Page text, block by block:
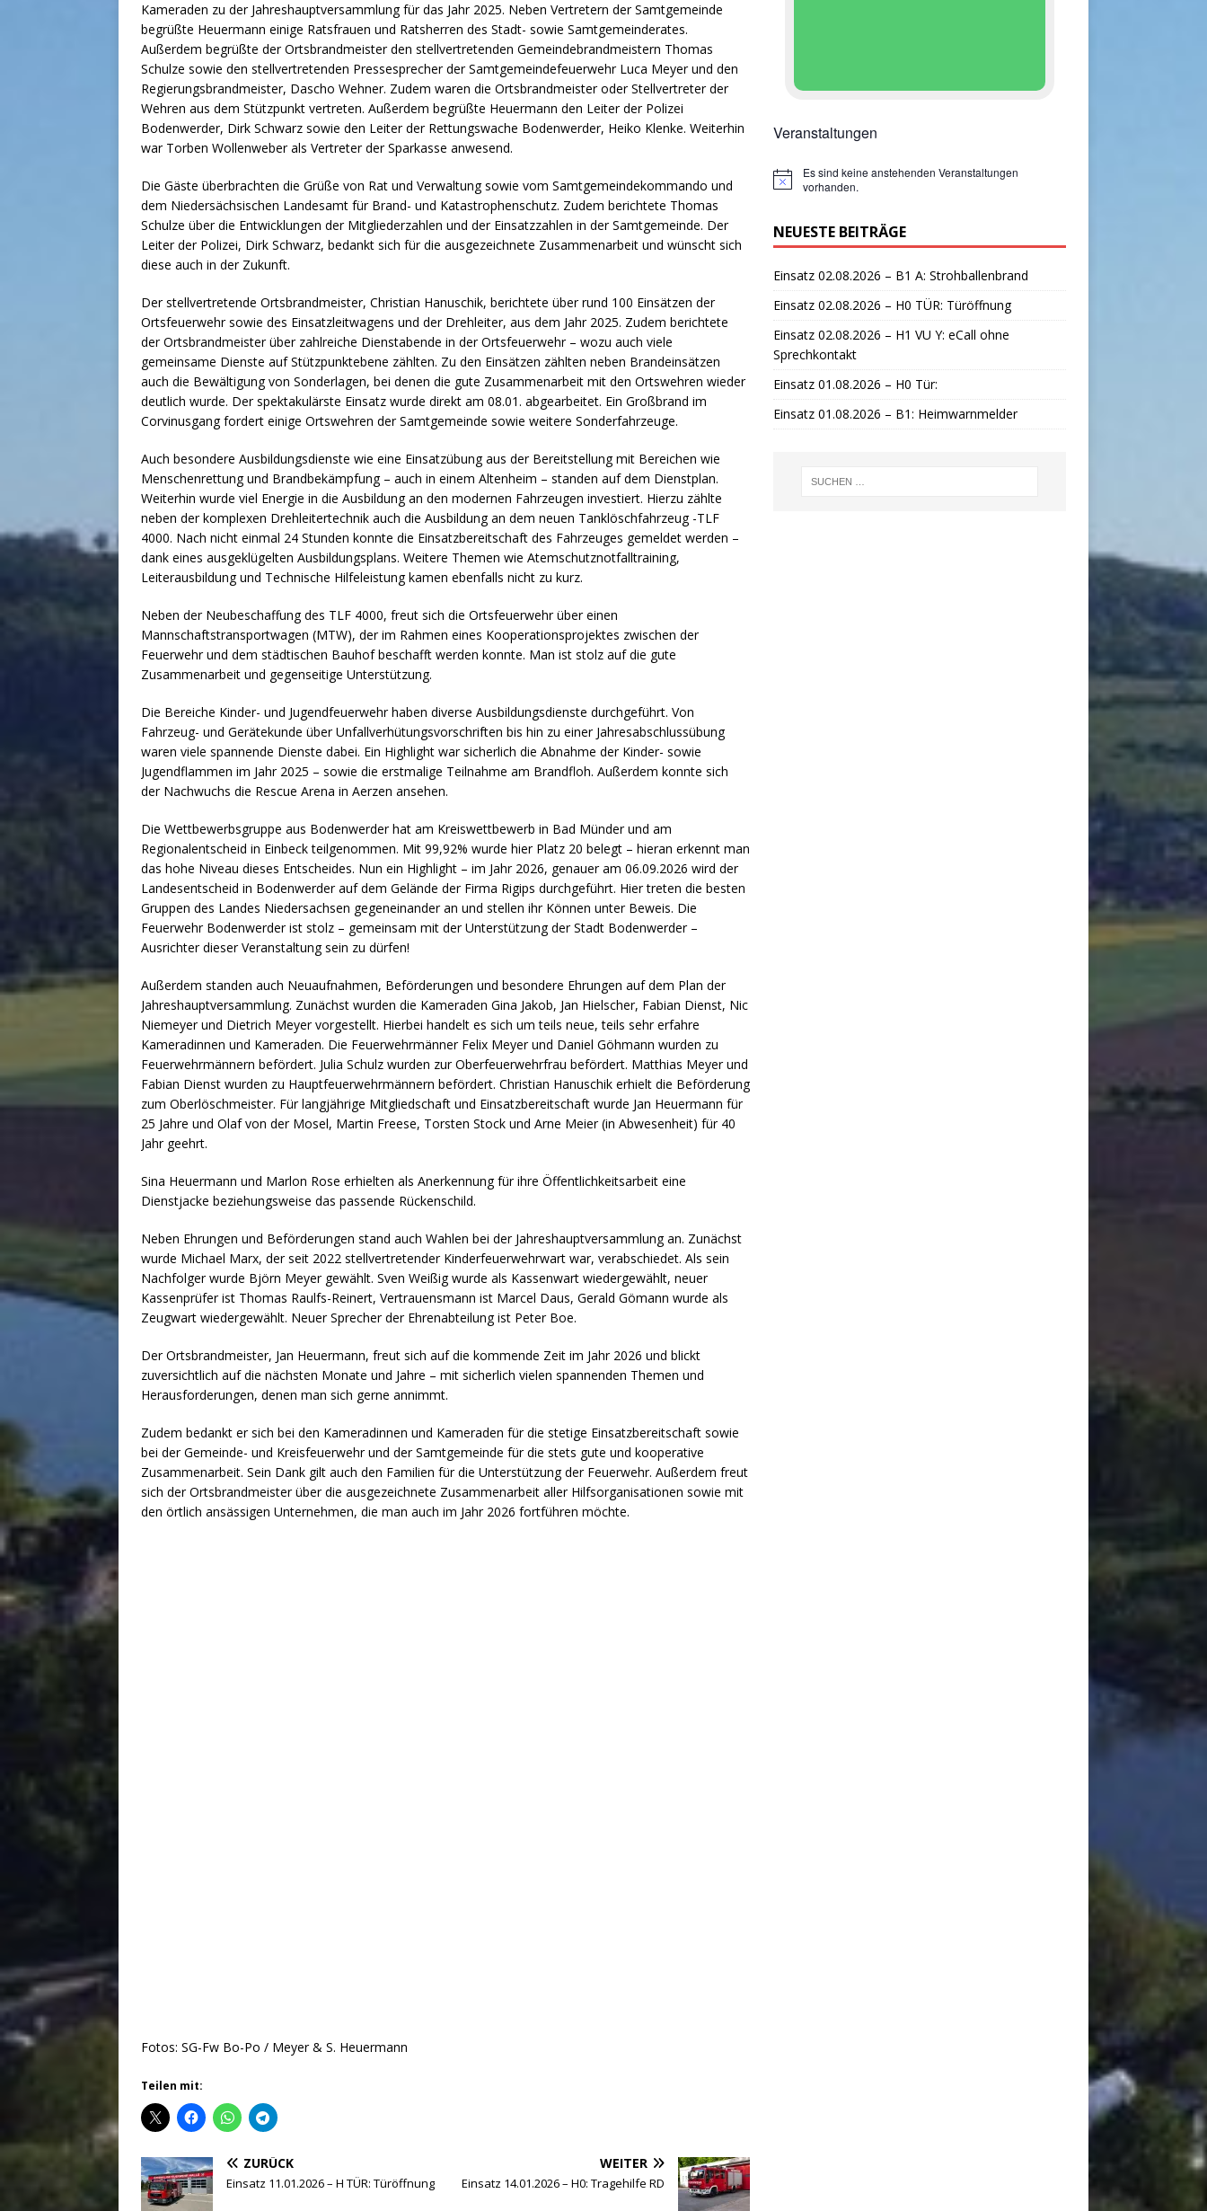
Kameraden zu der Jahreshauptversammlung für das Jahr 2025. Neben Vertretern der Samtgemeinde
begrüßte Heuermann einige Ratsfrauen und Ratsherren des Stadt- sowie Samtgemeinderates.
Außerdem begrüßte der Ortsbrandmeister den stellvertretenden Gemeindebrandmeistern Thomas
Schulze sowie den stellvertretenden Pressesprecher der Samtgemeindefeuerwehr Luca Meyer und den
Regierungsbrandmeister, Dascho Wehner. Zudem waren die Ortsbrandmeister oder Stellvertreter der
Wehren aus dem Stützpunkt vertreten. Außerdem begrüßte Heuermann den Leiter der Polizei
Bodenwerder, Dirk Schwarz sowie den Leiter der Rettungswache Bodenwerder, Heiko Klenke. Weiterhin
war Torben Wollenweber als Vertreter der Sparkasse anwesend.
Die Gäste überbrachten die Grüße von Rat und Verwaltung sowie vom Samtgemeindekommando und
dem Niedersächsischen Landesamt für Brand- und Katastrophenschutz. Zudem berichtete Thomas
Schulze über die Entwicklungen der Mitgliederzahlen und der Einsatzzahlen in der Samtgemeinde. Der
Leiter der Polizei, Dirk Schwarz, bedankt sich für die ausgezeichnete Zusammenarbeit und wünscht sich
diese auch in der Zukunft.
Der stellvertretende Ortsbrandmeister, Christian Hanuschik, berichtete über rund 100 Einsätzen der
Ortsfeuerwehr sowie des Einsatzleitwagens und der Drehleiter, aus dem Jahr 2025. Zudem berichtete
der Ortsbrandmeister über zahlreiche Dienstabende in der Ortsfeuerwehr – wozu auch viele
gemeinsame Dienste auf Stützpunktebene zählten. Zu den Einsätzen zählten neben Brandeinsätzen
auch die Bewältigung von Sonderlagen, bei denen die gute Zusammenarbeit mit den Ortswehren wieder
deutlich wurde. Der spektakulärste Einsatz wurde direkt am 08.01. abgearbeitet. Ein Großbrand im
Corvinusgang fordert einige Ortswehren der Samtgemeinde sowie weitere Sonderfahrzeuge.
Auch besondere Ausbildungsdienste wie eine Einsatzübung aus der Bereitstellung mit Bereichen wie
Menschenrettung und Brandbekämpfung – auch in einem Altenheim – standen auf dem Dienstplan.
Weiterhin wurde viel Energie in die Ausbildung an den modernen Fahrzeugen investiert. Hierzu zählte
neben der komplexen Drehleitertechnik auch die Ausbildung an dem neuen Tanklöschfahrzeug -TLF
4000. Nach nicht einmal 24 Stunden konnte die Einsatzbereitschaft des Fahrzeuges gemeldet werden –
dank eines ausgeklügelten Ausbildungsplans. Weitere Themen wie Atemschutznotfalltraining,
Leiterausbildung und Technische Hilfeleistung kamen ebenfalls nicht zu kurz.
Neben der Neubeschaffung des TLF 4000, freut sich die Ortsfeuerwehr über einen
Mannschaftstransportwagen (MTW), der im Rahmen eines Kooperationsprojektes zwischen der
Feuerwehr und dem städtischen Bauhof beschafft werden konnte. Man ist stolz auf die gute
Zusammenarbeit und gegenseitige Unterstützung.
Die Bereiche Kinder- und Jugendfeuerwehr haben diverse Ausbildungsdienste durchgeführt. Von
Fahrzeug- und Gerätekunde über Unfallverhütungsvorschriften bis hin zu einer Jahresabschlussübung
waren viele spannende Dienste dabei. Ein Highlight war sicherlich die Abnahme der Kinder- sowie
Jugendflammen im Jahr 2025 – sowie die erstmalige Teilnahme am Brandfloh. Außerdem konnte sich
der Nachwuchs die Rescue Arena in Aerzen ansehen.
Die Wettbewerbsgruppe aus Bodenwerder hat am Kreiswettbewerb in Bad Münder und am
Regionalentscheid in Einbeck teilgenommen. Mit 99,92% wurde hier Platz 20 belegt – hieran erkennt man
das hohe Niveau dieses Entscheides. Nun ein Highlight – im Jahr 2026, genauer am 06.09.2026 wird der
Landesentscheid in Bodenwerder auf dem Gelände der Firma Rigips durchgeführt. Hier treten die besten
Gruppen des Landes Niedersachsen gegeneinander an und stellen ihr Können unter Beweis. Die
Feuerwehr Bodenwerder ist stolz – gemeinsam mit der Unterstützung der Stadt Bodenwerder –
Ausrichter dieser Veranstaltung sein zu dürfen!
Außerdem standen auch Neuaufnahmen, Beförderungen und besondere Ehrungen auf dem Plan der
Jahreshauptversammlung. Zunächst wurden die Kameraden Gina Jakob, Jan Hielscher, Fabian Dienst, Nic
Niemeyer und Dietrich Meyer vorgestellt. Hierbei handelt es sich um teils neue, teils sehr erfahre
Kameradinnen und Kameraden. Die Feuerwehrmänner Felix Meyer und Daniel Göhmann wurden zu
Feuerwehrmännern befördert. Julia Schulz wurden zur Oberfeuerwehrfrau befördert. Matthias Meyer und
Fabian Dienst wurden zu Hauptfeuerwehrmännern befördert. Christian Hanuschik erhielt die Beförderung
zum Oberlöschmeister. Für langjährige Mitgliedschaft und Einsatzbereitschaft wurde Jan Heuermann für
25 Jahre und Olaf von der Mosel, Martin Freese, Torsten Stock und Arne Meier (in Abwesenheit) für 40
Jahr geehrt.
Sina Heuermann und Marlon Rose erhielten als Anerkennung für ihre Öffentlichkeitsarbeit eine
Dienstjacke beziehungsweise das passende Rückenschild.
Neben Ehrungen und Beförderungen stand auch Wahlen bei der Jahreshauptversammlung an. Zunächst
wurde Michael Marx, der seit 2022 stellvertretender Kinderfeuerwehrwart war, verabschiedet. Als sein
Nachfolger wurde Björn Meyer gewählt. Sven Weißig wurde als Kassenwart wiedergewählt, neuer
Kassenprüfer ist Thomas Raulfs-Reinert, Vertrauensmann ist Marcel Daus, Gerald Gömann wurde als
Zeugwart wiedergewählt. Neuer Sprecher der Ehrenabteilung ist Peter Boe.
Der Ortsbrandmeister, Jan Heuermann, freut sich auf die kommende Zeit im Jahr 2026 und blickt
zuversichtlich auf die nächsten Monate und Jahre – mit sicherlich vielen spannenden Themen und
Herausforderungen, denen man sich gerne annimmt.
Zudem bedankt er sich bei den Kameradinnen und Kameraden für die stetige Einsatzbereitschaft sowie
bei der Gemeinde- und Kreisfeuerwehr und der Samtgemeinde für die stets gute und kooperative
Zusammenarbeit. Sein Dank gilt auch den Familien für die Unterstützung der Feuerwehr. Außerdem freut
sich der Ortsbrandmeister über die ausgezeichnete Zusammenarbeit aller Hilfsorganisationen sowie mit
den örtlich ansässigen Unternehmen, die man auch im Jahr 2026 fortführen möchte.
Fotos: SG-Fw Bo-Po / Meyer & S. Heuermann
Teilen mit:
ZURÜCK
Einsatz 11.01.2026 – H TÜR: Türöffnung
WEITER
Einsatz 14.01.2026 – H0: Tragehilfe RD
Veranstaltungen
H
w
e
s
Es sind keine anstehenden Veranstaltungen
vorhanden.
NEUESTE BEITRÄGE
Einsatz 02.08.2026 – B1 A: Strohballenbrand
Einsatz 02.08.2026 – H0 TÜR: Türöffnung
Einsatz 02.08.2026 – H1 VU Y: eCall ohne
Sprechkontakt
Einsatz 01.08.2026 – H0 Tür:
Einsatz 01.08.2026 – B1: Heimwarnmelder